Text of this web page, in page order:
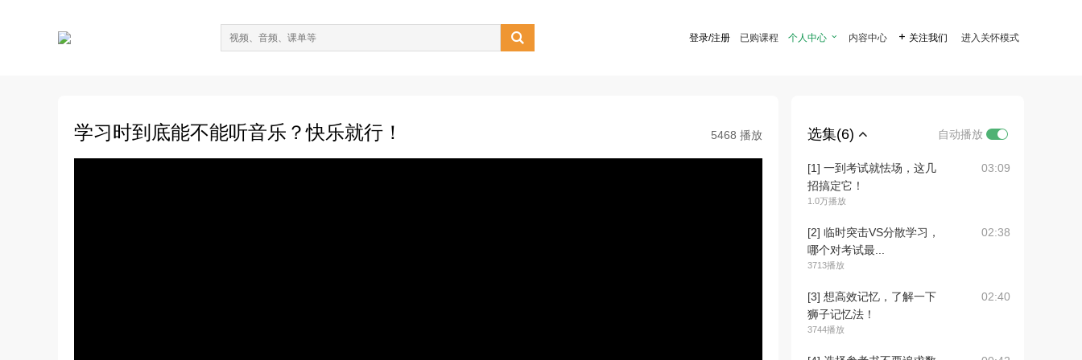
 登录/注册 已购课程 个人中心  内容中心  关注我们 进入关怀模式
学习时到底能不能听音乐？快乐就行！ 5468 播放 选集(6) 自动播放
[1] 一到考试就怯场，这几
招搞定它！
1.0万播放
03:09
[2] 临时突击VS分散学习，
哪个对考试最...
3713播放
02:38
[3] 想高效记忆，了解一下
狮子记忆法！
3744播放
02:40